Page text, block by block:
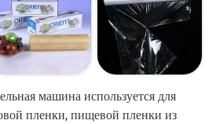
машина используется для
пленки, пищевой пленки из